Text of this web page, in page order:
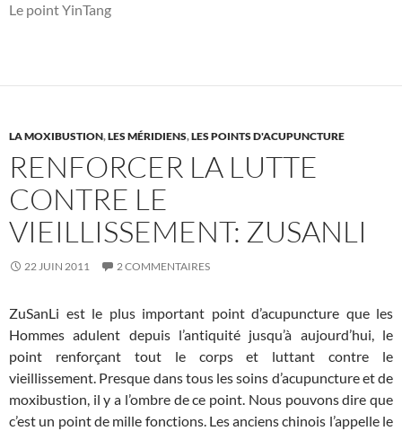
Le point YinTang
LA MOXIBUSTION,LES MÉRIDIENS,LES POINTS D'ACUPUNCTURE
RENFORCER LA LUTTE
CONTRE LE
VIEILLISSEMENT: ZUSANLI
22 JUIN 2011 2 COMMENTAIRES
ZuSanLi est le plus important point d’acupuncture que les
Hommes adulent depuis l’antiquité jusqu’à aujourd’hui, le
point renforçant tout le corps et luttant contre le
vieillissement. Presque dans tous les soins d’acupuncture et de
moxibustion, il y a l’ombre de ce point. Nous pouvons dire que
c’est un point de mille fonctions. Les anciens chinois l’appelle le